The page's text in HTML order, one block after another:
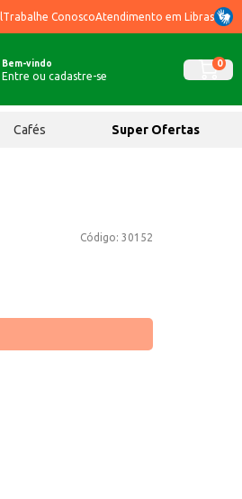
Trabalhe ConoscoAtendimento em Libras
Bem-vindo
Entre ou cadastre-se
0
Cafés Super Ofertas
Código: 30152